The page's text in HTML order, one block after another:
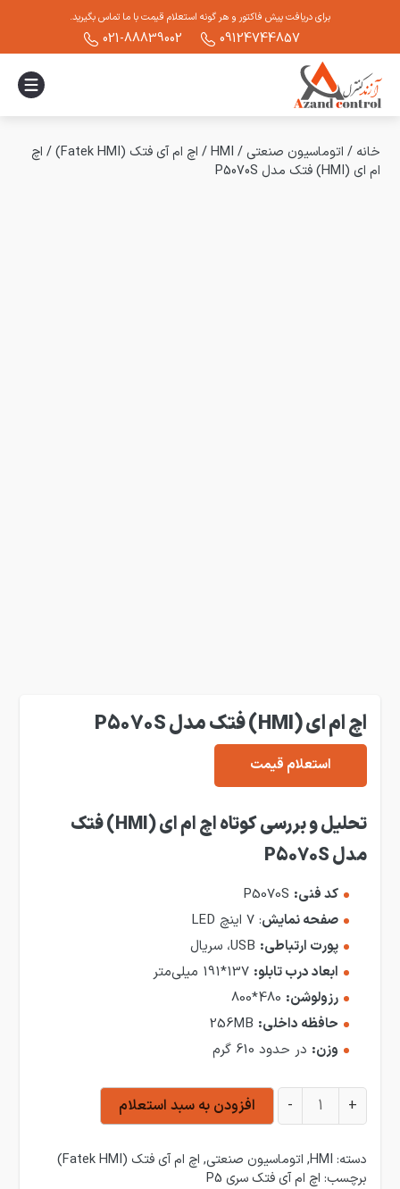
برای دریافت پیش فاکتور و هر گونه استعلام قیمت با ما تماس بگیرید.
09124744857
021-88839002
خانه / اتوماسیون صنعتی /
HMI
/ اچ ام آی فتک (Fatek HMI) / اچ
ام ای (HMI) فتک مدل P5070S
اچ ام ای (HMI) فتک مدل P5070S
استعلام قیمت
تحلیل
و بررسی کوتاه اچ ام ای (HMI) فتک
مدل P5070S
کد فنی:
صفحه نمایش: 7 اینچ LED
پورت ارتباطی:
ابعاد درب تابلو: 137*191 میلی‌متر
رزولوشن:
حافظه داخلی:
وزن: در حدود 610 گرم
اچ ام ای (HMI) فتک مدل P5070S عدد
+
- افزودن به سبد استعلام
دسته: HMI
, اتوماسیون صنعتی, اچ ام آی فتک (Fatek HMI)
برچسب: اچ ام آی فتک سری P5